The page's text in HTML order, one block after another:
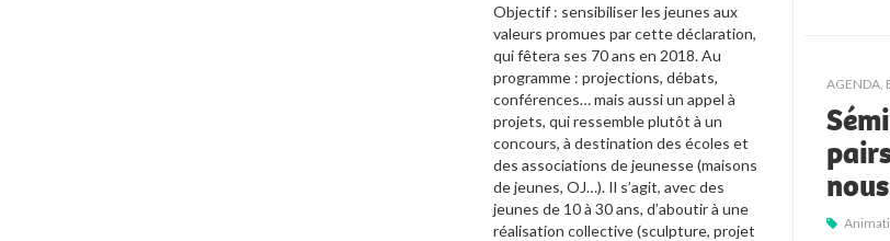
Objectif : sensibiliser les jeunes aux
valeurs promues par cette déclaration,
qui fêtera ses 70 ans en 2018. Au
programme : projections, débats,
conférences… mais aussi un appel à
projets, qui ressemble plutôt à un
concours, à destination des écoles et
des associations de jeunesse (maisons
de jeunes, OJ…). Il s’agit, avec des
jeunes de 10 à 30 ans, d’aboutir à une
réalisation collective (sculpture, projet
AGENDA